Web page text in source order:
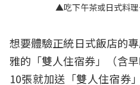
▲吃下午茶或日式料理
想要體驗正統日式飯店的
雅的「雙人住宿券」（含
10張就加送「雙人住宿券